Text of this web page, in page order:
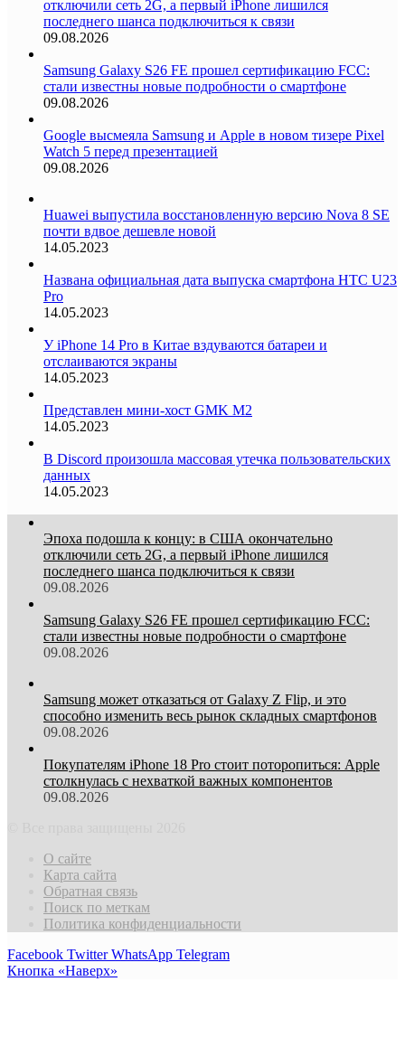
отключили сеть 2G, а первый iPhone лишился
последнего шанса подключиться к связи
09.08.2026
Samsung Galaxy S26 FE прошел сертификацию FCC:
стали известны новые подробности о смартфоне
09.08.2026
Google высмеяла Samsung и Apple в новом тизере Pixel
Watch 5 перед презентацией
09.08.2026
Huawei выпустила восстановленную версию Nova 8 SE
почти вдвое дешевле новой
14.05.2023
Названа официальная дата выпуска смартфона HTC U23
Pro
14.05.2023
У iPhone 14 Pro в Китае вздуваются батареи и
отслаиваются экраны
14.05.2023
Представлен мини-хост GMK M2
14.05.2023
В Discord произошла массовая утечка пользовательских
данных
14.05.2023
Эпоха подошла к концу: в США окончательно
отключили сеть 2G, а первый iPhone лишился
последнего шанса подключиться к связи
09.08.2026
Samsung Galaxy S26 FE прошел сертификацию FCC:
стали известны новые подробности о смартфоне
09.08.2026
Samsung может отказаться от Galaxy Z Flip, и это
способно изменить весь рынок складных смартфонов
09.08.2026
Покупателям iPhone 18 Pro стоит поторопиться: Apple
столкнулась с нехваткой важных компонентов
09.08.2026
О сайте
Карта сайта
Обратная связь
Поиск по меткам
Политика конфиденциальности
Facebook Twitter WhatsApp Telegram
Кнопка «Наверх»